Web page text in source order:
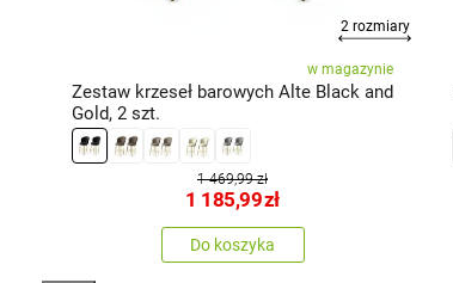
2 rozmiary
w magazynie
Zestaw krzeseł barowych Alte Black and
Gold, 2 szt.
1 469,99 zł
1 185,99zł
Do koszyka